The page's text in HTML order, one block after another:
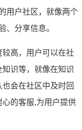
用户社区，就像两个
、分享信息。
高，用户可以在社
识等，就像在知识
会在社区中及时回
的客服,为用户提供